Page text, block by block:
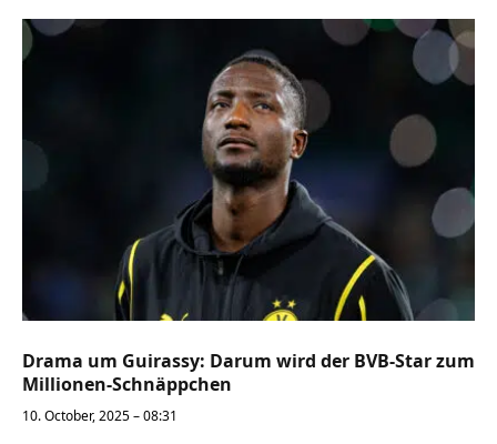
Drama um Guirassy: Darum wird der BVB-Star zum
Millionen-Schnäppchen
10. October, 2025 – 08:31